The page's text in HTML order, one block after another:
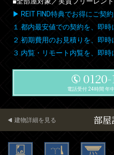
▶ REIT FIND特典でお得にご契約
１.都内最安値での契約を、即時
２.初期費用のお見積りを、即時
３.内覧・リモート内覧を、即時
電話受付 24時間 年
部
建物詳細を見る